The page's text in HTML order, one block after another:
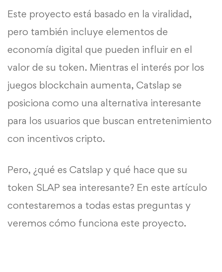
Este proyecto está basado en la viralidad,
pero también incluye elementos de
economía digital que pueden influir en el
valor de su token. Mientras el interés por los
juegos blockchain aumenta, Catslap se
posiciona como una alternativa interesante
para los usuarios que buscan entretenimiento
con incentivos cripto.
Pero, ¿qué es Catslap y qué hace que su
token SLAP sea interesante? En este artículo
contestaremos a todas estas preguntas y
veremos cómo funciona este proyecto.